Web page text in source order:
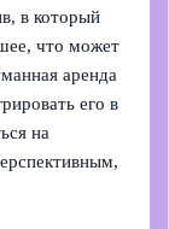
в который
что может
аренда
его в
на